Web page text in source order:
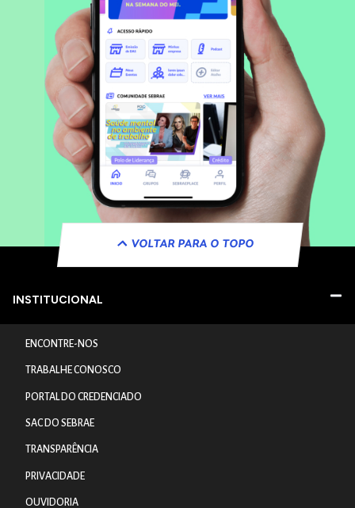
VOLTAR PARA O TOPO
INSTITUCIONAL
ENCONTRE-NOS
TRABALHE CONOSCO
PORTAL DO CREDENCIADO
SAC DO SEBRAE
TRANSPARÊNCIA
PRIVACIDADE
OUVIDORIA